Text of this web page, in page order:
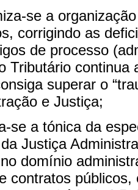
se a
corrigindo as
de processo
Tributário
superar o
e Justiça;
se a tónica da
Justiça
domínio
contratos